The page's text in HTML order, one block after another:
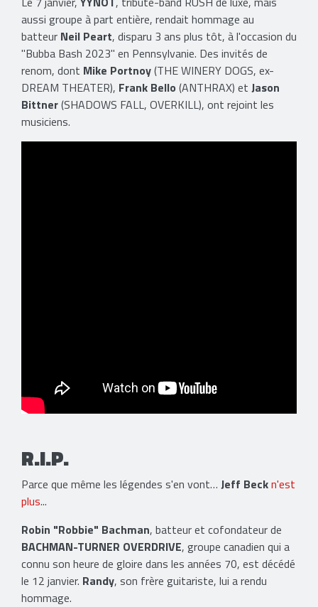
aussi groupe à part entière, rendait hommage au
batteur Neil Peart, disparu 3 ans plus tôt, à l'occasion du
"Bubba Bash 2023" en Pennsylvanie. Des invités de
renom, dont Mike Portnoy(THE WINERY DOGS, ex-
DREAM THEATER), Frank Bello (ANTHRAX) et Jason
Bittner(SHADOWS FALL, OVERKILL), ont rejoint les
musiciens.
R.I.P.
Parce que même les légendes s'en vont… Jeff Beckn'est
plus...
Robin "Robbie" Bachman, batteur et cofondateur de
BACHMAN-TURNER OVERDRIVE, groupe canadien qui a
connu son heure de gloire dans les années 70, est décédé
le 12 janvier. Randy, son frère guitariste, lui a rendu
hommage.